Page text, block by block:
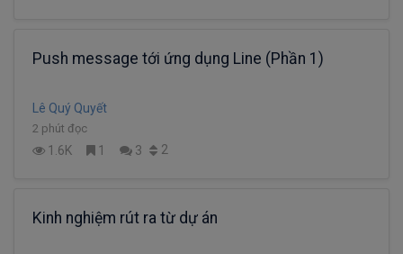
Push message tới ứng dụng Line (Phần 1)
Lê Quý Quyết
2 phút đọc
1.6K 1 3 2
Kinh nghiệm rút ra từ dự án